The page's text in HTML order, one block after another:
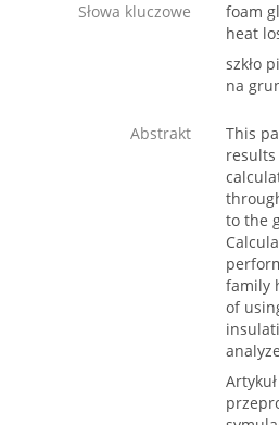
Słowa kluczowe
foam
heat
szkło
na
Abstrakt
This
to the
family
of